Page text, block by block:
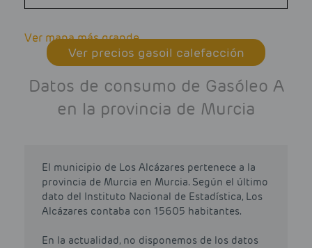
Ver mapa más grande
Ver precios gasoil calefacción
Datos de consumo de Gasóleo A
en la provincia de Murcia
El municipio de Los Alcázares pertenece a la
provincia de Murcia en Murcia. Según el último
dato del Instituto Nacional de Estadística, Los
Alcázares contaba con 15605 habitantes.
En la actualidad, no disponemos de los datos